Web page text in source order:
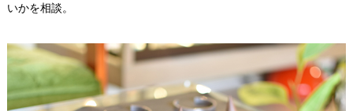
いかを相談。